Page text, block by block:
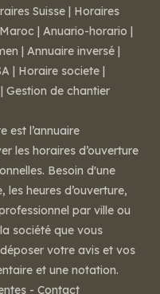
Suisse | Horaires
| Anuario-horario |
| Annuaire inversé |
| Horaire societe |
| Gestion de chantier
est l’annuaire
les horaires d’ouverture
Besoin d'une
heures d’ouverture,
par ville ou
société que vous
votre avis et vos
et une notation.
- Contact